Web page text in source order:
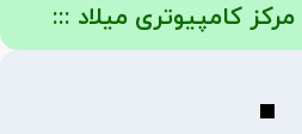
کامپیوتری میلاد :::